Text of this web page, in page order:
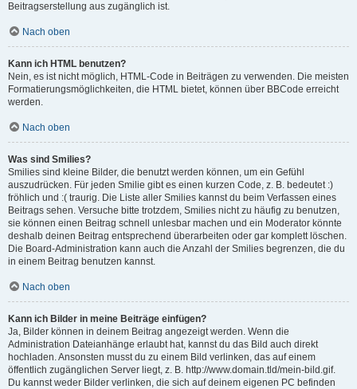
Beitragserstellung aus zugänglich ist.
Nach oben
Kann ich HTML benutzen?
Nein, es ist nicht möglich, HTML-Code in Beiträgen zu verwenden. Die meisten
Formatierungsmöglichkeiten, die HTML bietet, können über BBCode erreicht
werden.
Nach oben
Was sind Smilies?
Smilies sind kleine Bilder, die benutzt werden können, um ein Gefühl
auszudrücken. Für jeden Smilie gibt es einen kurzen Code, z. B. bedeutet :)
fröhlich und :( traurig. Die Liste aller Smilies kannst du beim Verfassen eines
Beitrags sehen. Versuche bitte trotzdem, Smilies nicht zu häufig zu benutzen,
sie können einen Beitrag schnell unlesbar machen und ein Moderator könnte
deshalb deinen Beitrag entsprechend überarbeiten oder gar komplett löschen.
Die Board-Administration kann auch die Anzahl der Smilies begrenzen, die du
in einem Beitrag benutzen kannst.
Nach oben
Kann ich Bilder in meine Beiträge einfügen?
Ja, Bilder können in deinem Beitrag angezeigt werden. Wenn die
Administration Dateianhänge erlaubt hat, kannst du das Bild auch direkt
hochladen. Ansonsten musst du zu einem Bild verlinken, das auf einem
öffentlich zugänglichen Server liegt, z. B. http://www.domain.tld/mein-bild.gif.
Du kannst weder Bilder verlinken, die sich auf deinem eigenen PC befinden